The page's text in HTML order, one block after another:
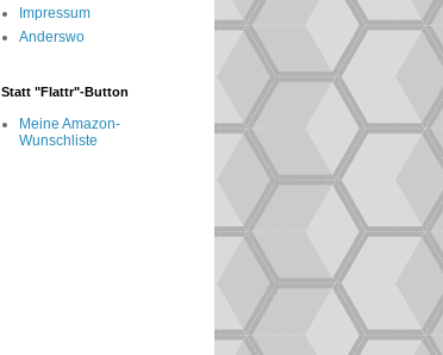
Impressum
Anderswo
Statt "Flattr"-Button
Meine Amazon-
Wunschliste